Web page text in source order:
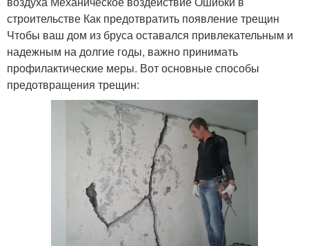
строительстве Как предотвратить появление трещин
Чтобы ваш дом из бруса оставался привлекательным и
надежным на долгие годы, важно принимать
профилактические меры. Вот основные способы
предотвращения трещин: